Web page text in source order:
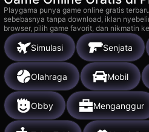
Playgama punya game online gratis
sebebasnya tanpa download, iklan
browser, pilih game favorit, dan nikmatin
Simulasi Senjata
Olahraga Mobil
Obby Menganggur